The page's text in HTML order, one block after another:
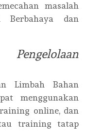
masalah
Berbahaya dan
Pengelolaan
Limbah Bahan
menggunakan
online, dan
training tatap